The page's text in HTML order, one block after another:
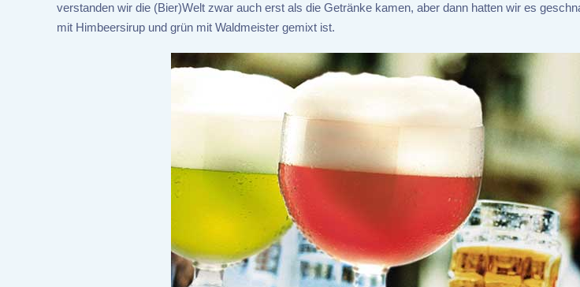
verstanden wir die (Bier)Welt zwar auch erst als die Getränke kamen, aber dann hatten wir es
mit Himbeersirup und grün mit Waldmeister gemixt ist.